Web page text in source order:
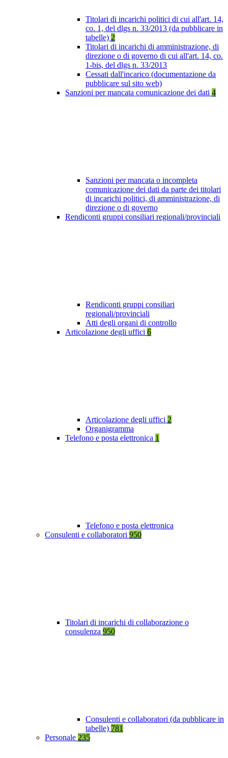
Titolari di incarichi politici di cui all'art. 14,
co. 1, del dlgs n. 33/2013 (da pubblicare in
tabelle) 2
Titolari di incarichi di amministrazione, di
direzione o di governo di cui all'art. 14, co.
1-bis, del dlgs n. 33/2013
Cessati dall'incarico (documentazione da
pubblicare sul sito web)
Sanzioni per mancata comunicazione dei dati 4
Sanzioni per mancata o incompleta
comunicazione dei dati da parte dei titolari
di incarichi politici, di amministrazione, di
direzione o di governo
Rendiconti gruppi consiliari regionali/provinciali
Rendiconti gruppi consiliari
regionali/provinciali
Atti degli organi di controllo
Articolazione degli uffici 6
Articolazione degli uffici 2
Organigramma
Telefono e posta elettronica 1
Telefono e posta elettronica
Consulenti e collaboratori 950
Titolari di incarichi di collaborazione o
consulenza 950
Consulenti e collaboratori (da pubblicare in
tabelle) 781
Personale 235